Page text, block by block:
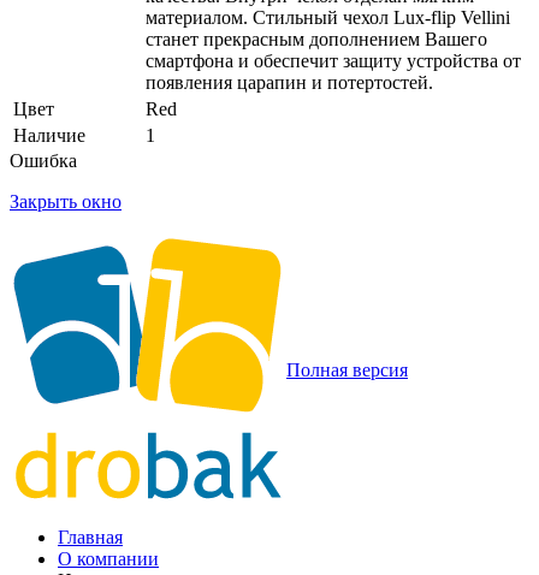
материалом. Стильный чехол Lux-flip Vellini
станет прекрасным дополнением Вашего
смартфона и обеспечит защиту устройства от
появления царапин и потертостей.
Цвет
Red
Наличие
1
Ошибка
Закрыть окно
Полная версия
Главная
О компании